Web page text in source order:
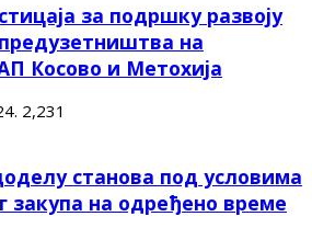
за подршку развоју
на
Косово и Метохија
2,231
станова под условима
закупа на одређено време